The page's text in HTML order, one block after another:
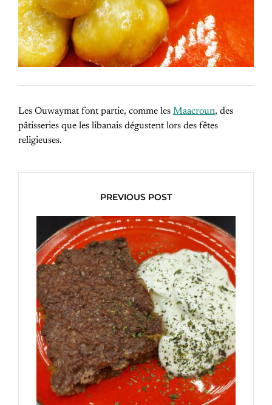
Les Ouwaymat font partie, comme les Maacroun, des
pâtisseries que les libanais dégustent lors des fêtes
religieuses.
PREVIOUS POST